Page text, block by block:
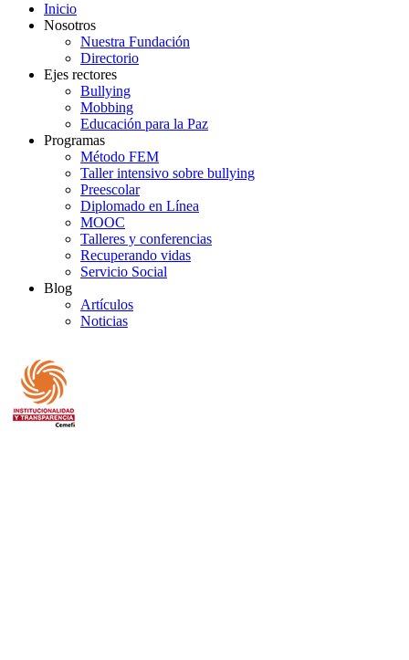
Inicio
Nosotros
Nuestra Fundación
Directorio
Ejes rectores
Bullying
Mobbing
Educación para la Paz
Programas
Método FEM
Taller intensivo sobre bullying
Preescolar
Diplomado en Línea
MOOC
Talleres y conferencias
Recuperando vidas
Servicio Social
Blog
Artículos
Noticias